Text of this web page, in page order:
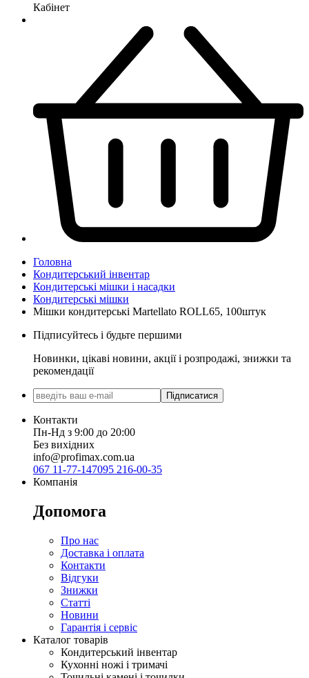
Кабінет
Головна
Кондитерський інвентар
Кондитерські мішки і насадки
Кондитерські мішки
Мішки кондитерські Martellato ROLL65, 100штук
Підписуйтесь і будьте першими
Новинки, цікаві новини, акції і розпродажі, знижки та
рекомендації
Підписатися
Контакти
Пн-Нд з 9:00 до 20:00
Без вихідних
info@profimax.com.ua
067 11-77-147095 216-00-35
Компанія
Допомога
Про нас
Доставка і оплата
Контакти
Відгуки
Знижки
Статті
Новини
Гарантія і сервіс
Каталог товарів
Кондитерський інвентар
Кухонні ножі і тримачі